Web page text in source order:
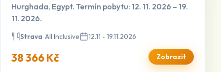
Hurghada, Egypt. Termín pobytu: 12. 11. 2026 – 19.
11. 2026.
Strava All Inclusive 12.11 - 19.11.2026
38 366 Kč Zobrazit